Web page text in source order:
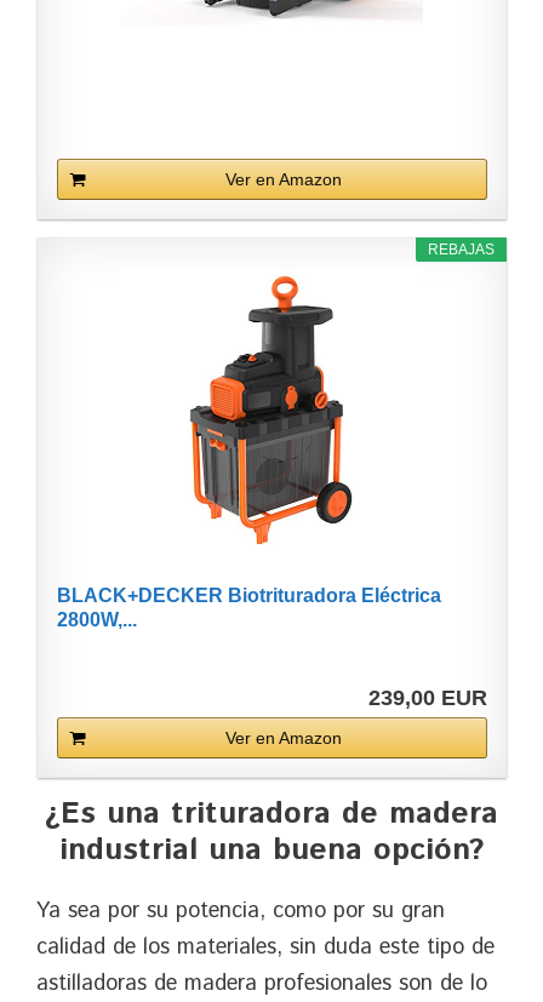
Ver en Amazon
REBAJAS
BLACK+DECKER Biotrituradora Eléctrica
2800W,...
239,00 EUR
Ver en Amazon
¿Es una trituradora de madera
industrial una buena opción?
Ya sea por su potencia, como por su gran
calidad de los materiales, sin duda este tipo de
astilladoras de madera profesionales son de lo